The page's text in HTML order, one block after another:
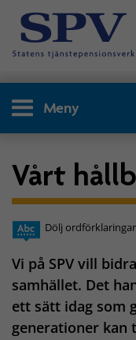
Meny
Vårt
Dölj ordförklaringar
Vi på SPV vill
samhället. Det
ett sätt idag som
generationer kan